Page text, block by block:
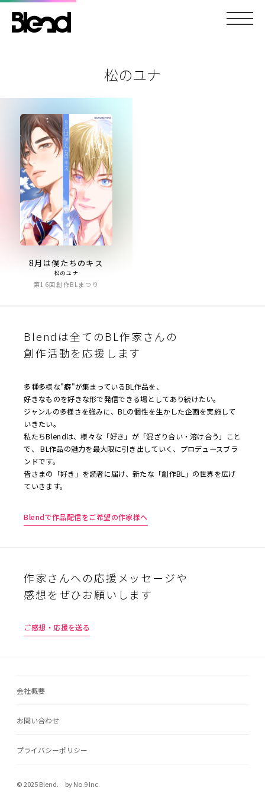
松のユナ
8月は僕たちのキス
松のユナ
第16回創作BLまつり
Blendは全てのBL作家さんの
創作活動を応援します
多種多様な"癖"が集まっているBL作品を、
好きなものを好きな形で発信できる場としてあり続けたい。
ジャンルの多様さを強みに、BLの個性を生かした企画を実施して
いきたい。
私たちBlendは、様々な「好き」が「混ざり合い・溶け合う」こと
で、 BL作品の魅力を最大限に引き出していく、プロデュースブラ
ンドです。
皆さまの「好き」を読者に届け、新たな「創作BL」の世界を広げ
ていきます。
Blendで作品配信をご希望の作家様へ
作家さんへの応援メッセージや
感想をぜひお願いします
ご感想・応援を送る
会社概要
お問い合わせ
プライバシーポリシー
© 2025 Blend. by No.9 Inc.